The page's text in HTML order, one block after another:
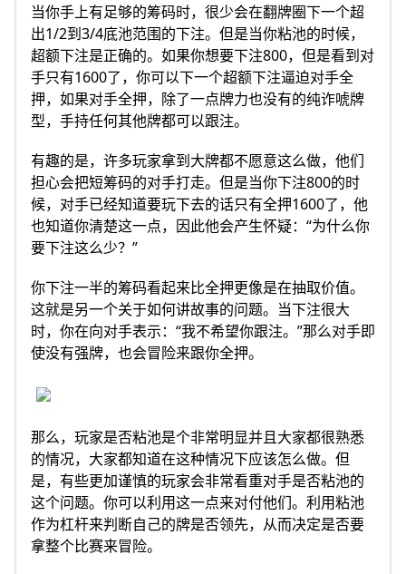
当你手上有足够的筹码时，很少会在翻牌圈下一个超
出1/2到3/4底池范围的下注。但是当你粘池的时候，
超额下注是正确的。如果你想要下注800，但是看到对
手只有1600了，你可以下一个超额下注逼迫对手全
押，如果对手全押，除了一点牌力也没有的纯诈唬牌
型，手持任何其他牌都可以跟注。
有趣的是，许多玩家拿到大牌都不愿意这么做，他们
担心会把短筹码的对手打走。但是当你下注800的时
候，对手已经知道要玩下去的话只有全押1600了，他
也知道你清楚这一点，因此他会产生怀疑：“为什么你
要下注这么少？”
你下注一半的筹码看起来比全押更像是在抽取价值。
这就是另一个关于如何讲故事的问题。当下注很大
时，你在向对手表示：“我不希望你跟注。”那么对手即
使没有强牌，也会冒险来跟你全押。
那么，玩家是否粘池是个非常明显并且大家都很熟悉
的情况，大家都知道在这种情况下应该怎么做。但
是，有些更加谨慎的玩家会非常看重对手是否粘池的
这个问题。你可以利用这一点来对付他们。利用粘池
作为杠杆来判断自己的牌是否领先，从而决定是否要
拿整个比赛来冒险。